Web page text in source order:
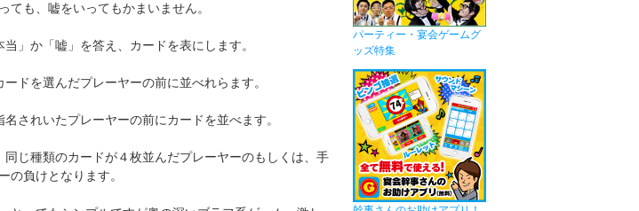
ても、嘘をいってもかまいません。
」か「嘘」を答え、カードを表にします。
ドを選んだプレーヤーの前に並べれらます。
されいたプレーヤーの前にカードを並べます。
同じ種類のカードが４枚並んだプレーヤーのもしくは、手
の負けとなります。
パーティー・宴会ゲームグ
ッズ特集